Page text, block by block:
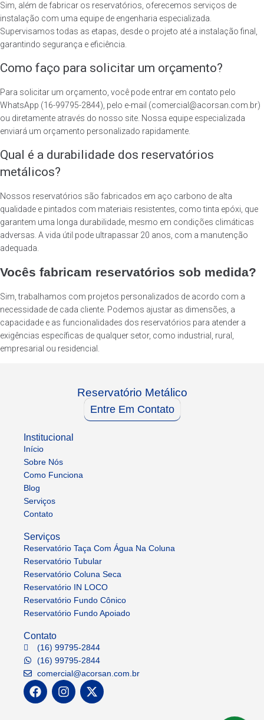
Sim, além de fabricar os reservatórios, oferecemos serviços de
instalação com uma equipe de engenharia especializada.
Supervisamos todas as etapas, desde o projeto até a instalação final,
garantindo segurança e eficiência.
Como faço para solicitar um orçamento?
Para solicitar um orçamento, você pode entrar em contato pelo
WhatsApp (16-99795-2844), pelo e-mail (comercial@acorsan.com.br)
ou diretamente através do nosso site. Nossa equipe especializada
enviará um orçamento personalizado rapidamente.
Qual é a durabilidade dos reservatórios
metálicos?
Nossos reservatórios são fabricados em aço carbono de alta
qualidade e pintados com materiais resistentes, como tinta epóxi, que
garantem uma longa durabilidade, mesmo em condições climáticas
adversas. A vida útil pode ultrapassar 20 anos, com a manutenção
adequada.
Vocês fabricam reservatórios sob medida?
Sim, trabalhamos com projetos personalizados de acordo com a
necessidade de cada cliente. Podemos ajustar as dimensões, a
capacidade e as funcionalidades dos reservatórios para atender a
exigências específicas de qualquer setor, como industrial, rural,
empresarial ou residencial.
Reservatório Metálico
Entre Em Contato
Institucional
Início
Sobre Nós
Como Funciona
Blog
Serviços
Contato
Serviços
Reservatório Taça Com Água Na Coluna
Reservatório Tubular
Reservatório Coluna Seca
Reservatório IN LOCO
Reservatório Fundo Cônico
Reservatório Fundo Apoiado
Contato
(16) 99795-2844
(16) 99795-2844
comercial@acorsan.com.br